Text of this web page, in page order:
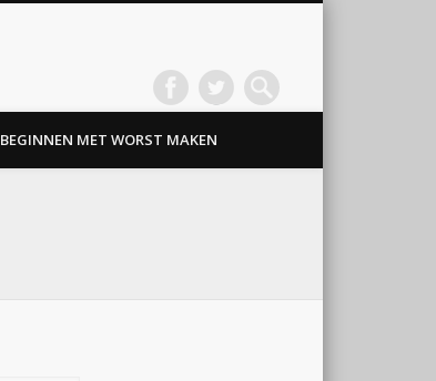
BEGINNEN MET WORST MAKEN